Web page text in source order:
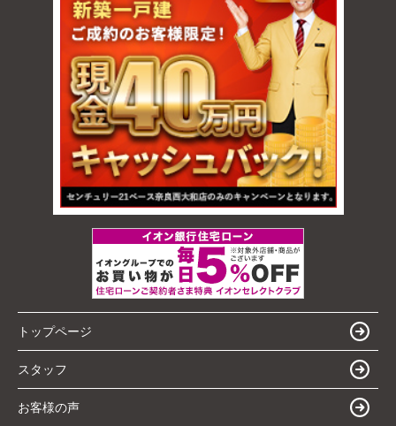
トップページ
スタッフ
お客様の声